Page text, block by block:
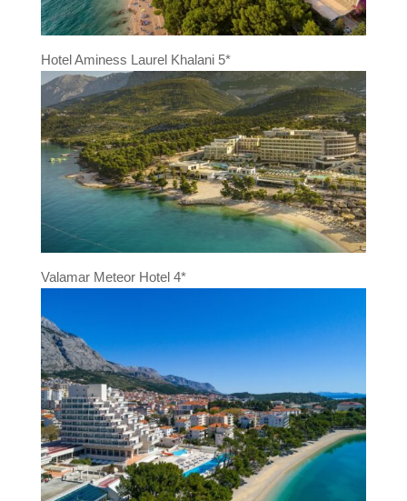
Hotel Aminess Laurel Khalani 5*
Valamar Meteor Hotel 4*